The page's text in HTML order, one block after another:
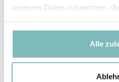
weiteren Daten zusammen,
gesammelt haben.
Alle
TOCOPHEROL
Zellmembran von Mensch
wichtigstes fettlösliches
wesentliche Rolle als